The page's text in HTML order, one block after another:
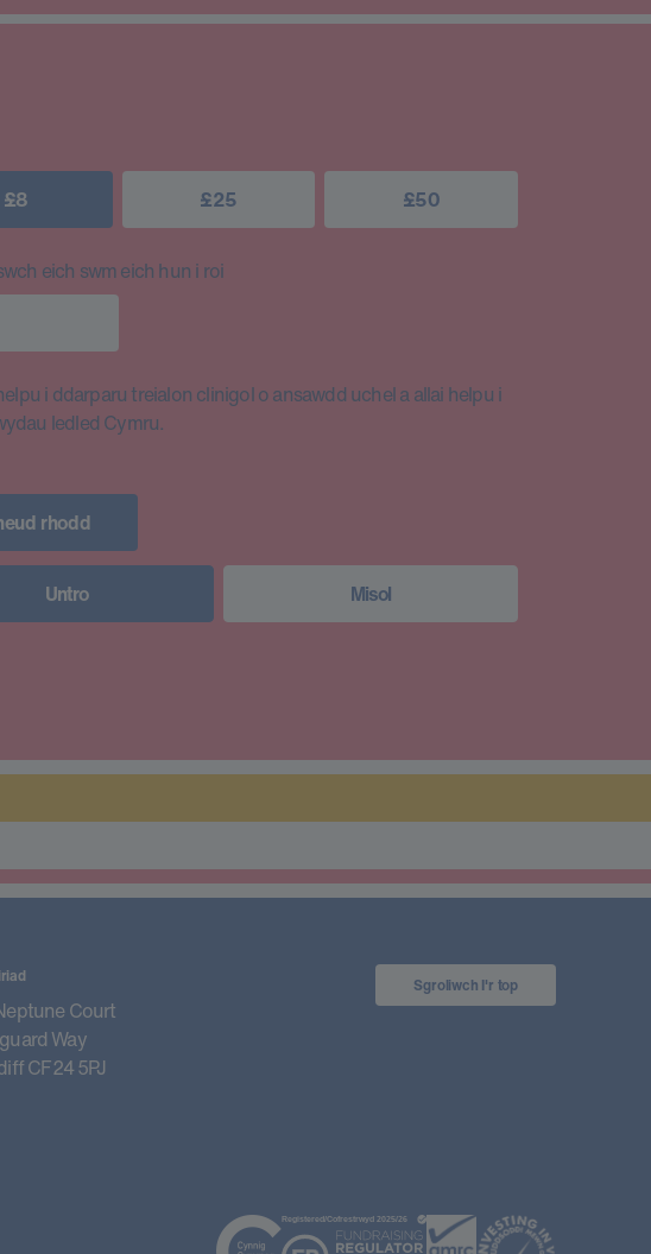
£8 £25 £50
eich swm eich hun i roi
i ddarparu treialon clinigol o ansawdd uchel a allai helpu i
ledled Cymru.
rhodd
Untro Misol
Sgroliwch I'r top
Court
Way
CF24 5PJ